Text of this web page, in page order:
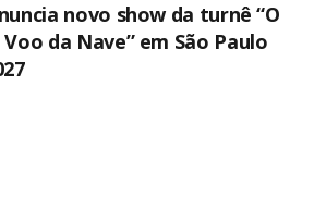
novo show da turnê “O
da Nave” em São Paulo